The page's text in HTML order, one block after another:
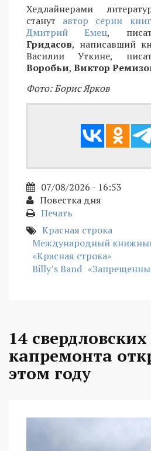
Хедлайнерами
станут автор серии
Дмитрий Емец,
Гридасов, написавший
Василии Уткине,
Воробьи, Виктор
Фото: Борис Ярков
07/08/2026 - 16:53
Повестка дня
Печать
Красная строка
Международный
«Красная строка»
Billy’s Band
14
капремонта
этом году